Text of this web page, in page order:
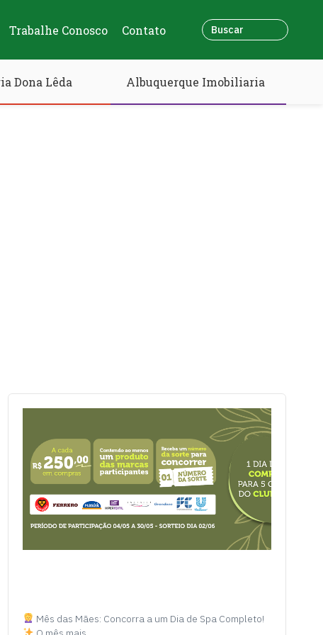
Trabalhe Conosco Contato
Dona Lêda Albuquerque Imobiliaria
Mês das Mães: Concorra a um Dia de Spa Completo!